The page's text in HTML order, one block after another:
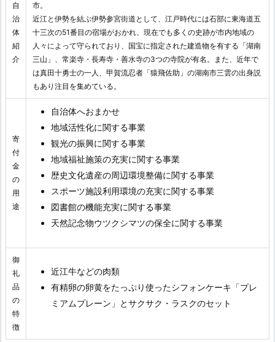
自
治
体
紹
介
市。
近江と伊勢を結ぶ伊勢参宮街道として、江戸時代には石部に東海道五
十三次の51番目の宿場がおかれ、現在でも多くの史跡が市内地域の
人々によって守られており、国宝に指定された建造物を有する「湖南
三山」、常楽寺・長寿寺・善水寺の3つの寺院が有名。また、近年で
は真田十勇士の一人、甲賀流忍者「猿飛佐助」の湖南市三雲の出身説
もあり注目を集めている。
寄
付
金
の
用
途
自治体へおまかせ
地域活性化に関する事業
観光の振興に関する事業
地域福祉施策の充実に関する事業
歴史文化遺産の周辺環境整備に関する事業
スポーツ施設利用環境の充実に関する事業
図書館の機能充実に関する事業
天然記念物ウツクシマツの保全に関する事業
御
礼
品
の
特
徴
近江牛などの肉類
有精卵の卵黄をたっぷり使ったシフォンケーキ「プレ
ミアムプレーン」とサクサク・ラスクのセット